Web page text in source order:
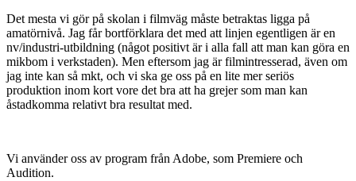
Det mesta vi gör på skolan i filmväg måste betraktas ligga på
amatörnivå. Jag får bortförklara det med att linjen egentligen är en
nv/industri-utbildning (något positivt är i alla fall att man kan göra en
mikbom i verkstaden). Men eftersom jag är filmintresserad, även om
jag inte kan så mkt, och vi ska ge oss på en lite mer seriös
produktion inom kort vore det bra att ha grejer som man kan
åstadkomma relativt bra resultat med.
Vi använder oss av program från Adobe, som Premiere och
Audition.